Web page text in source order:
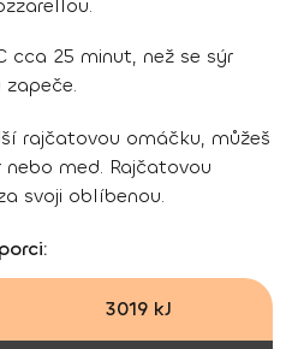
cca 25 minut, než se sýr
rajčatovou omáčku, můžeš
med. Rajčatovou
svoji oblíbenou.
3019 kJ